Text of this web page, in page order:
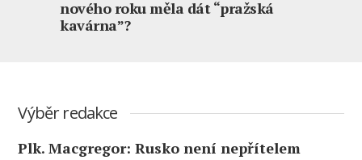
nového roku měla dát “pražská
kavárna”?
Výběr redakce
Plk. Macgregor: Rusko není nepřítelem